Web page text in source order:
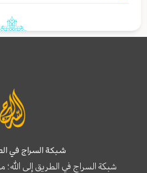
شبكة السراج في
شبكة السراج في الطريق إلى الله؛